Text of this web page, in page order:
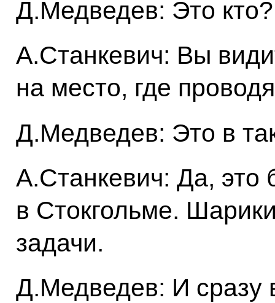
Д.Медведев: Это кто?
А.Станкевич: Вы
на место, где
Д.Медведев: Это в
А.Станкевич: Да, это
в Стокгольме.
задачи.
Д.Медведев: И сразу